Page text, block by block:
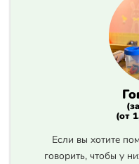
(от
Если вы хотите
говорить, чтобы у